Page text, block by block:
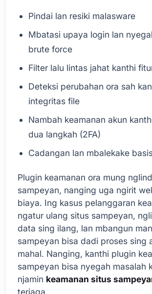
Pindai lan resiki malasware
Mbatasi upaya login lan
brute force
Filter lalu lintas jahat kanthi
Deteksi perubahan ora sah
integritas file
Nambah keamanan akun
dua langkah (2FA)
Cadangan lan mbalekake
Plugin keamanan ora mung
sampeyan, nanging uga ngirit
biaya. Ing kasus pelanggaran
ngatur ulang situs sampeyan,
data sing ilang, lan mbangun
sampeyan bisa dadi proses sing
mahal. Nanging, kanthi plugin
sampeyan bisa nyegah masalah
njamin keamanan situs
terjaga.